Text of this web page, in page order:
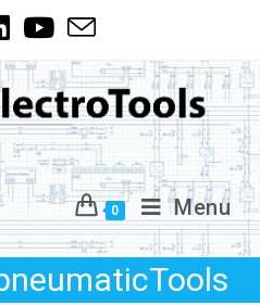
0 Menu